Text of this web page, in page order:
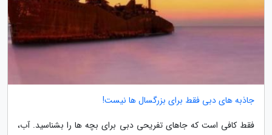
جاذبه های دبی فقط برای بزرگسال ها نیست!
فقط کافی است که جاهای تفریحی دبی برای بچه ها را بشناسید. آب،